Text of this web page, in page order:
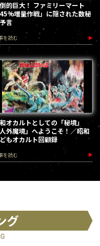
的巨大！ ファミリーマート
45%増量作戦」に隠された数秘
言
を読む
オカルトとしての「秘境」
人外魔境」へようこそ！／昭和
もオカルト回顧録
を読む
グ